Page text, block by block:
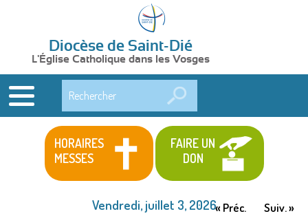
Diocèse de Saint-Dié
L'Église Catholique dans les Vosges
HORAIRES
MESSES
FAIRE UN
DON
Vendredi, juillet 3, 2026« Préc. Suiv. »